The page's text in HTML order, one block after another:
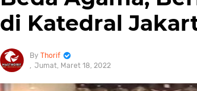
di Katedral
Thorif
Jumat, Maret 18, 2022